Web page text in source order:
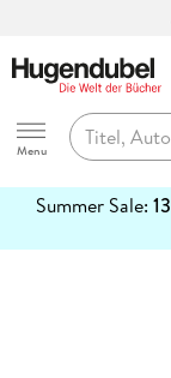
Hugendubel
Menu
Summer Sale:
erfahren